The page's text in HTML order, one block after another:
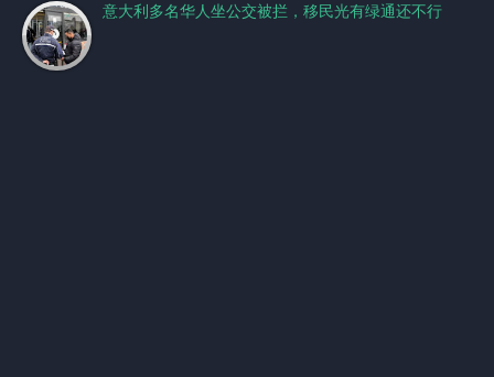
意大利多名华人坐公交被拦，移民光有绿通还不行